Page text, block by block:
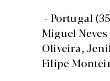
- Portugal
Miguel
Oliveira,
Filipe